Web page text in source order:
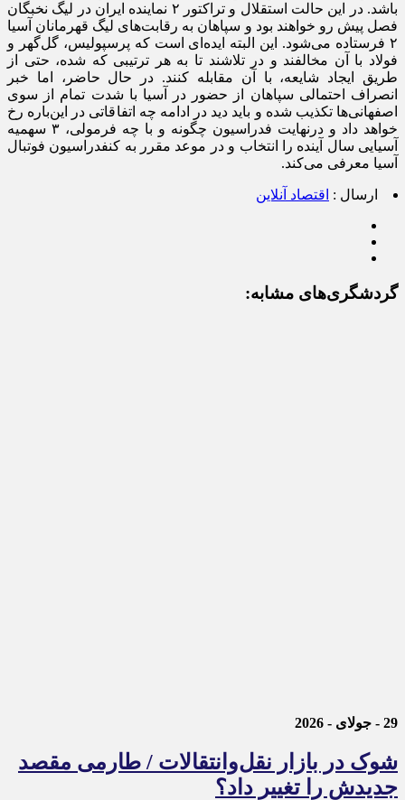
باشد. در این حالت استقلال و تراکتور ۲ نماینده ایران در لیگ نخبگان
فصل پیش رو خواهند بود و سپاهان به رقابت‌های لیگ قهرمانان آسیا
۲ فرستاده می‌شود. این البته ایده‌ای است که پرسپولیس، گل‌گهر و
فولاد با آن مخالفند و در تلاشند تا به هر ترتیبی که شده، حتی از
طریق ایجاد شایعه، با آن مقابله کنند. در حال حاضر، اما خبر
انصراف احتمالی سپاهان از حضور در آسیا با شدت تمام از سوی
اصفهانی‌ها تکذیب شده و باید دید در ادامه چه اتفاقاتی در این‌باره رخ
خواهد داد و درنهایت فدراسیون چگونه و با چه فرمولی، ۳ سهمیه
آسیایی سال آینده را انتخاب و در موعد مقرر به کنفدراسیون فوتبال
آسیا معرفی می‌کند.
ارسال : اقتصاد آنلاین
گردشگری‌های مشابه:
29 - جولای - 2026
شوک در بازار نقل‌وانتقالات / طارمی مقصد
جدیدش را تغییر داد؟